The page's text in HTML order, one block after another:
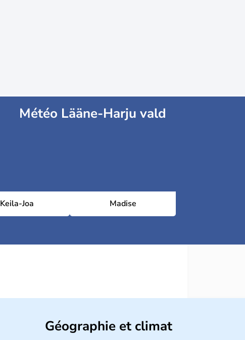
Météo Lääne-Harju vald
Keila-Joa Madise
Géographie et climat